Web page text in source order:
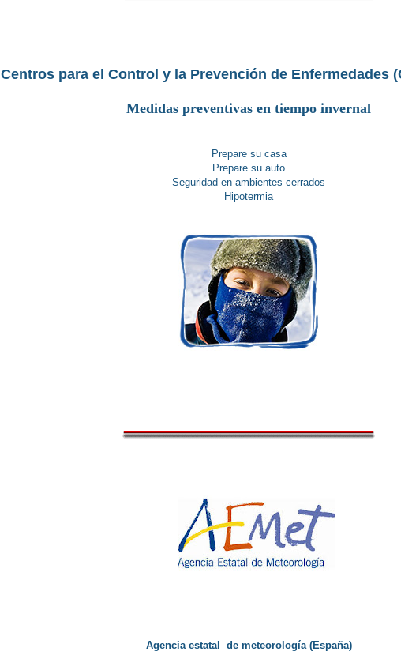
Centros para el Control y la Prevención de Enfermedades
Medidas preventivas en tiempo invernal
Prepare su casa
Prepare su auto
Seguridad en ambientes cerrados
Hipotermia
Agencia estatal de meteorología (España)